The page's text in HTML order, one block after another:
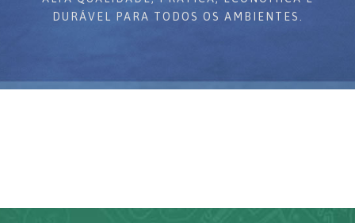
DURÁVEL PARA TODOS OS AMBIENTES.